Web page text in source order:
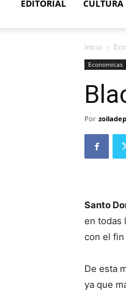
EDITORIAL CULTURA
Inicio
Economicas
Por
Santo
en todas
con el
De esta
ya que